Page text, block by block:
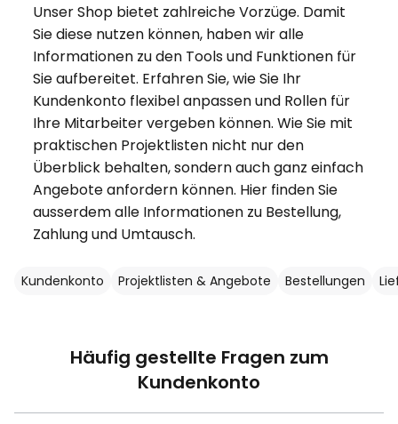
Unser Shop bietet zahlreiche Vorzüge. Damit
Sie diese nutzen können, haben wir alle
Informationen zu den Tools und Funktionen für
Sie aufbereitet. Erfahren Sie, wie Sie Ihr
Kundenkonto flexibel anpassen und Rollen für
Ihre Mitarbeiter vergeben können. Wie Sie mit
praktischen Projektlisten nicht nur den
Überblick behalten, sondern auch ganz einfach
Angebote anfordern können. Hier finden Sie
ausserdem alle Informationen zu Bestellung,
Zahlung und Umtausch.
Kundenkonto Projektlisten & Angebote Bestellungen
Häufig gestellte Fragen zum
Kundenkonto